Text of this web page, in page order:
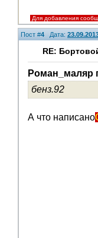
Для добавления
Пост #4Дата:
RE:
Роман_маляр
бенз.92
А что написано